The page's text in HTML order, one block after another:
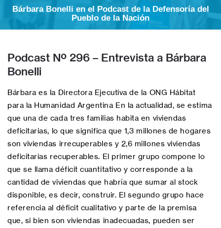
Bárbara Bonelli en el Podcast de la Defensoría del
Pueblo de la Nación
Podcast Nº 296 – Entrevista a Bárbara
Bonelli
Bárbara es la Directora Ejecutiva de la ONG Hábitat
para la Humanidad Argentina En la actualidad, se estima
que una de cada tres familias habita en viviendas
deficitarias, lo que significa que 1,3 millones de hogares
son viviendas irrecuperables y 2,6 millones viviendas
deficitarias recuperables. El primer grupo compone lo
que se llama déficit cuantitativo y corresponde a la
cantidad de viviendas que habría que sumar al stock
disponible, es decir, construir. El segundo grupo hace
referencia al déficit cualitativo y parte de la premisa
que, si bien son viviendas inadecuadas, pueden ser